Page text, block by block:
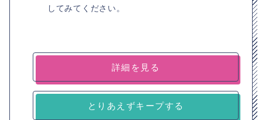
してみてください。
詳細を見る
とりあえずキープする